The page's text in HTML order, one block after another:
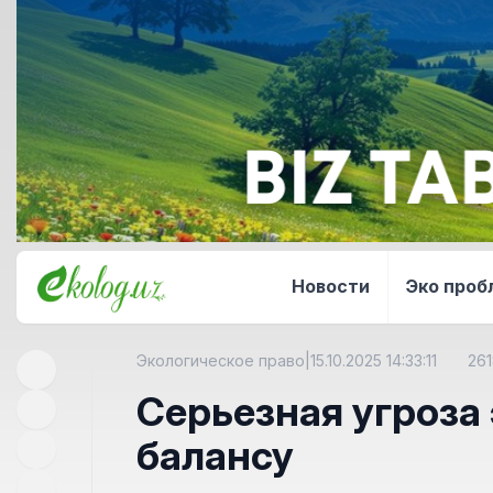
Новости Эко
Экологическое право 15.10.2025 14:33:11
Серьезная
балансу